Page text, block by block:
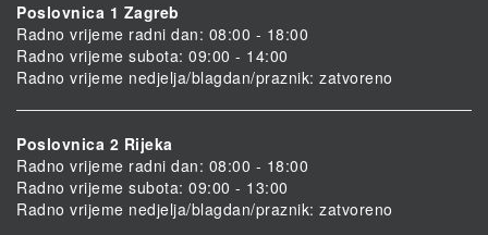
Poslovnica 1 Zagreb
Radno vrijeme radni dan: 08:00 - 18:00
Radno vrijeme subota: 09:00 - 14:00
Radno vrijeme nedjelja/blagdan/praznik: zatvoreno
Poslovnica 2 Rijeka
Radno vrijeme radni dan: 08:00 - 18:00
Radno vrijeme subota: 09:00 - 13:00
Radno vrijeme nedjelja/blagdan/praznik: zatvoreno